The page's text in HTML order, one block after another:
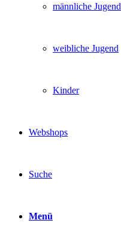
männliche Jugend
weibliche Jugend
Kinder
Webshops
Suche
Menü